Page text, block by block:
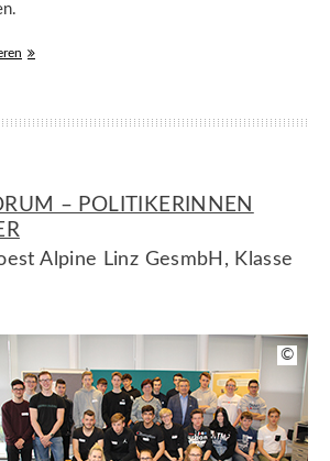
– POLITIKERINNEN
Alpine Linz GesmbH, Klasse
©